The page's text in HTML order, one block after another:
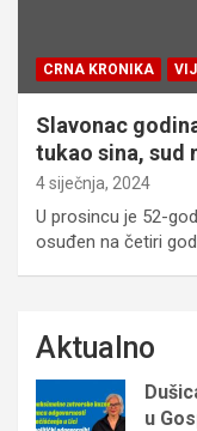
CRNA KRONIKA
Slavonac
tukao sina, sud
4 siječnja, 2024
U prosincu je 52-
osuđen na četiri
Aktualno
u